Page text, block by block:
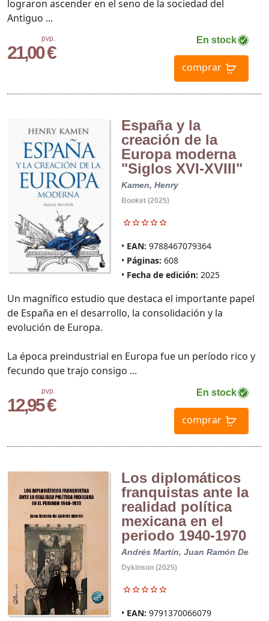
pvp.
21,00 €
En stock
comprar
lograron ascender en el seno de la sociedad del
Antiguo ...
España y la
creación de la
Europa moderna
"Siglos XVI-XVIII"
Kamen, Henry
Booket (2025)
EAN: 9788467079364
Páginas: 608
Fecha de edición: 2025
pvp.
12,95 €
En stock
comprar
Un magnífico estudio que destaca el importante papel
de España en el desarrollo, la consolidación y la
evolución de Europa.
La época preindustrial en Europa fue un período rico y
fecundo que trajo consigo ...
Los diplomáticos
franquistas ante la
realidad política
mexicana en el
periodo 1940-1970
Andrés Martín, Juan Ramón De
Dykinson (2025)
EAN: 9791370066079